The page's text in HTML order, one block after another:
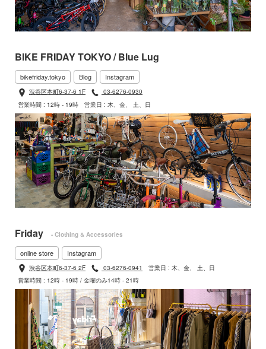
BIKE FRIDAY TOKYO / Blue Lug
bikefriday.tokyo Blog Instagram
渋谷区本町6-37-6 1F
03-6276-0930
営業時間 : 12時 - 19時
営業日 : 木、金、 土、日
Friday - Clothing & Accessories
online store Instagram
渋谷区本町6-37-6 2F 03-6276-0941
営業日 : 木、金、 土、日
営業時間 : 12時 - 19時 / 金曜のみ14時 - 21時